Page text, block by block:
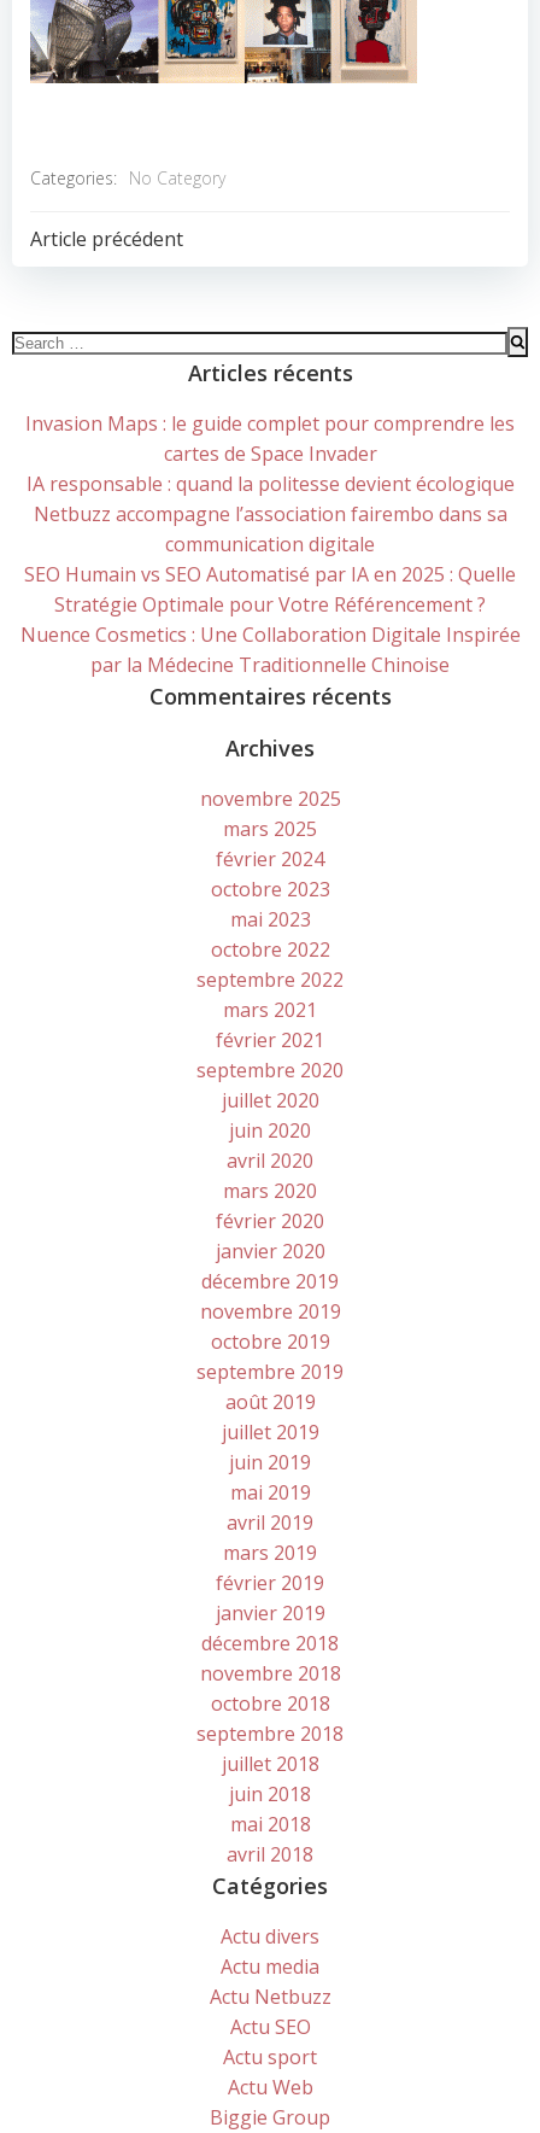
Categories: No Category
POST
Article précédent
Search
Articles récents
Invasion Maps : le guide complet pour comprendre les
cartes de Space Invader
IA responsable : quand la politesse devient écologique
Netbuzz accompagne l’association fairembo dans sa
communication digitale
SEO Humain vs SEO Automatisé par IA en 2025 : Quelle
Stratégie Optimale pour Votre Référencement ?
Nuence Cosmetics : Une Collaboration Digitale Inspirée
par la Médecine Traditionnelle Chinoise
Commentaires récents
Archives
novembre 2025
mars 2025
février 2024
octobre 2023
mai 2023
octobre 2022
septembre 2022
mars 2021
février 2021
septembre 2020
juillet 2020
juin 2020
avril 2020
mars 2020
février 2020
janvier 2020
décembre 2019
novembre 2019
octobre 2019
septembre 2019
août 2019
juillet 2019
juin 2019
mai 2019
avril 2019
mars 2019
février 2019
janvier 2019
décembre 2018
novembre 2018
octobre 2018
septembre 2018
juillet 2018
juin 2018
mai 2018
avril 2018
Catégories
Actu divers
Actu media
Actu Netbuzz
Actu SEO
Actu sport
Actu Web
Biggie Group